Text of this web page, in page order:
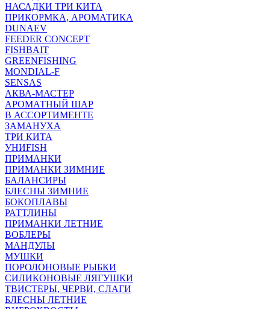
НАСАДКИ ТРИ КИТА
ПРИКОРМКА, АРОМАТИКА
DUNAEV
FEEDER CONCEPT
FISHBAIT
GREENFISHING
MONDIAL-F
SENSAS
АКВА-МАСТЕР
АРОМАТНЫЙ ШАР
В АССОРТИМЕНТЕ
ЗАМАНУХА
ТРИ КИТА
УНИFISH
ПРИМАНКИ
ПРИМАНКИ ЗИМНИЕ
БАЛАНСИРЫ
БЛЕСНЫ ЗИМНИЕ
БОКОПЛАВЫ
РАТТЛИНЫ
ПРИМАНКИ ЛЕТНИЕ
ВОБЛЕРЫ
МАНДУЛЫ
МУШКИ
ПОРОЛОНОВЫЕ РЫБКИ
СИЛИКОНОВЫЕ ЛЯГУШКИ
ТВИСТЕРЫ, ЧЕРВИ, СЛАГИ
БЛЕСНЫ ЛЕТНИЕ